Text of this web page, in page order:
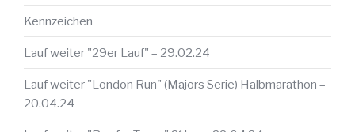
Kennzeichen
Lauf weiter "29er Lauf" – 29.02.24
Lauf weiter "London Run" (Majors Serie) Halbmarathon –
20.04.24